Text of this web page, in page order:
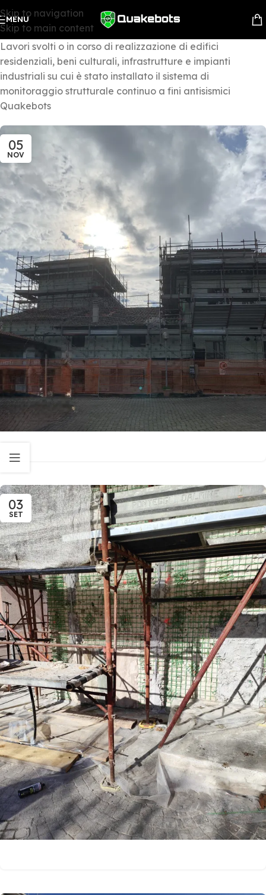
Skip to navigation
Skip to main content
MENU
Lavori svolti o in corso di realizzazione di edifici
residenziali, beni culturali, infrastrutture e impianti
industriali su cui è stato installato il sistema di
monitoraggio strutturale continuo a fini antisismici
Quakebots
05
NOV
03
SET